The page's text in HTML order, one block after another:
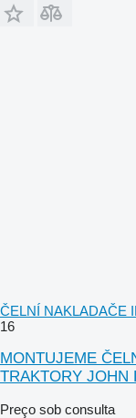
ČELNÍ NAKLADAČE
16
MONTUJEME
TRAKTORY JOHN
Preço sob consulta